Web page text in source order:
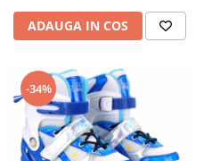
ADAUGA IN COS
-34%